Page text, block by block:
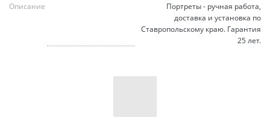
Описание
Портреты - ручная работа,
доставка и установка по
Ставропольскому краю. Гарантия
25 лет.